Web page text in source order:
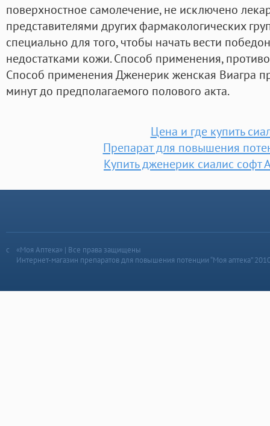
поверхностное самолечение, не исключено
представителями других фармакологических
специально для того, чтобы начать вести
недостатками кожи. Способ применения,
Способ применения Дженерик женская Виагра
минут до предполагаемого полового акта.
Цена и где купить
Препарат для повышения
Купить дженерик сиалис софт
«Моя Аптека» | Все права защищены
Интернет-магазин препаратов для повышения потенции “Моя аптека”